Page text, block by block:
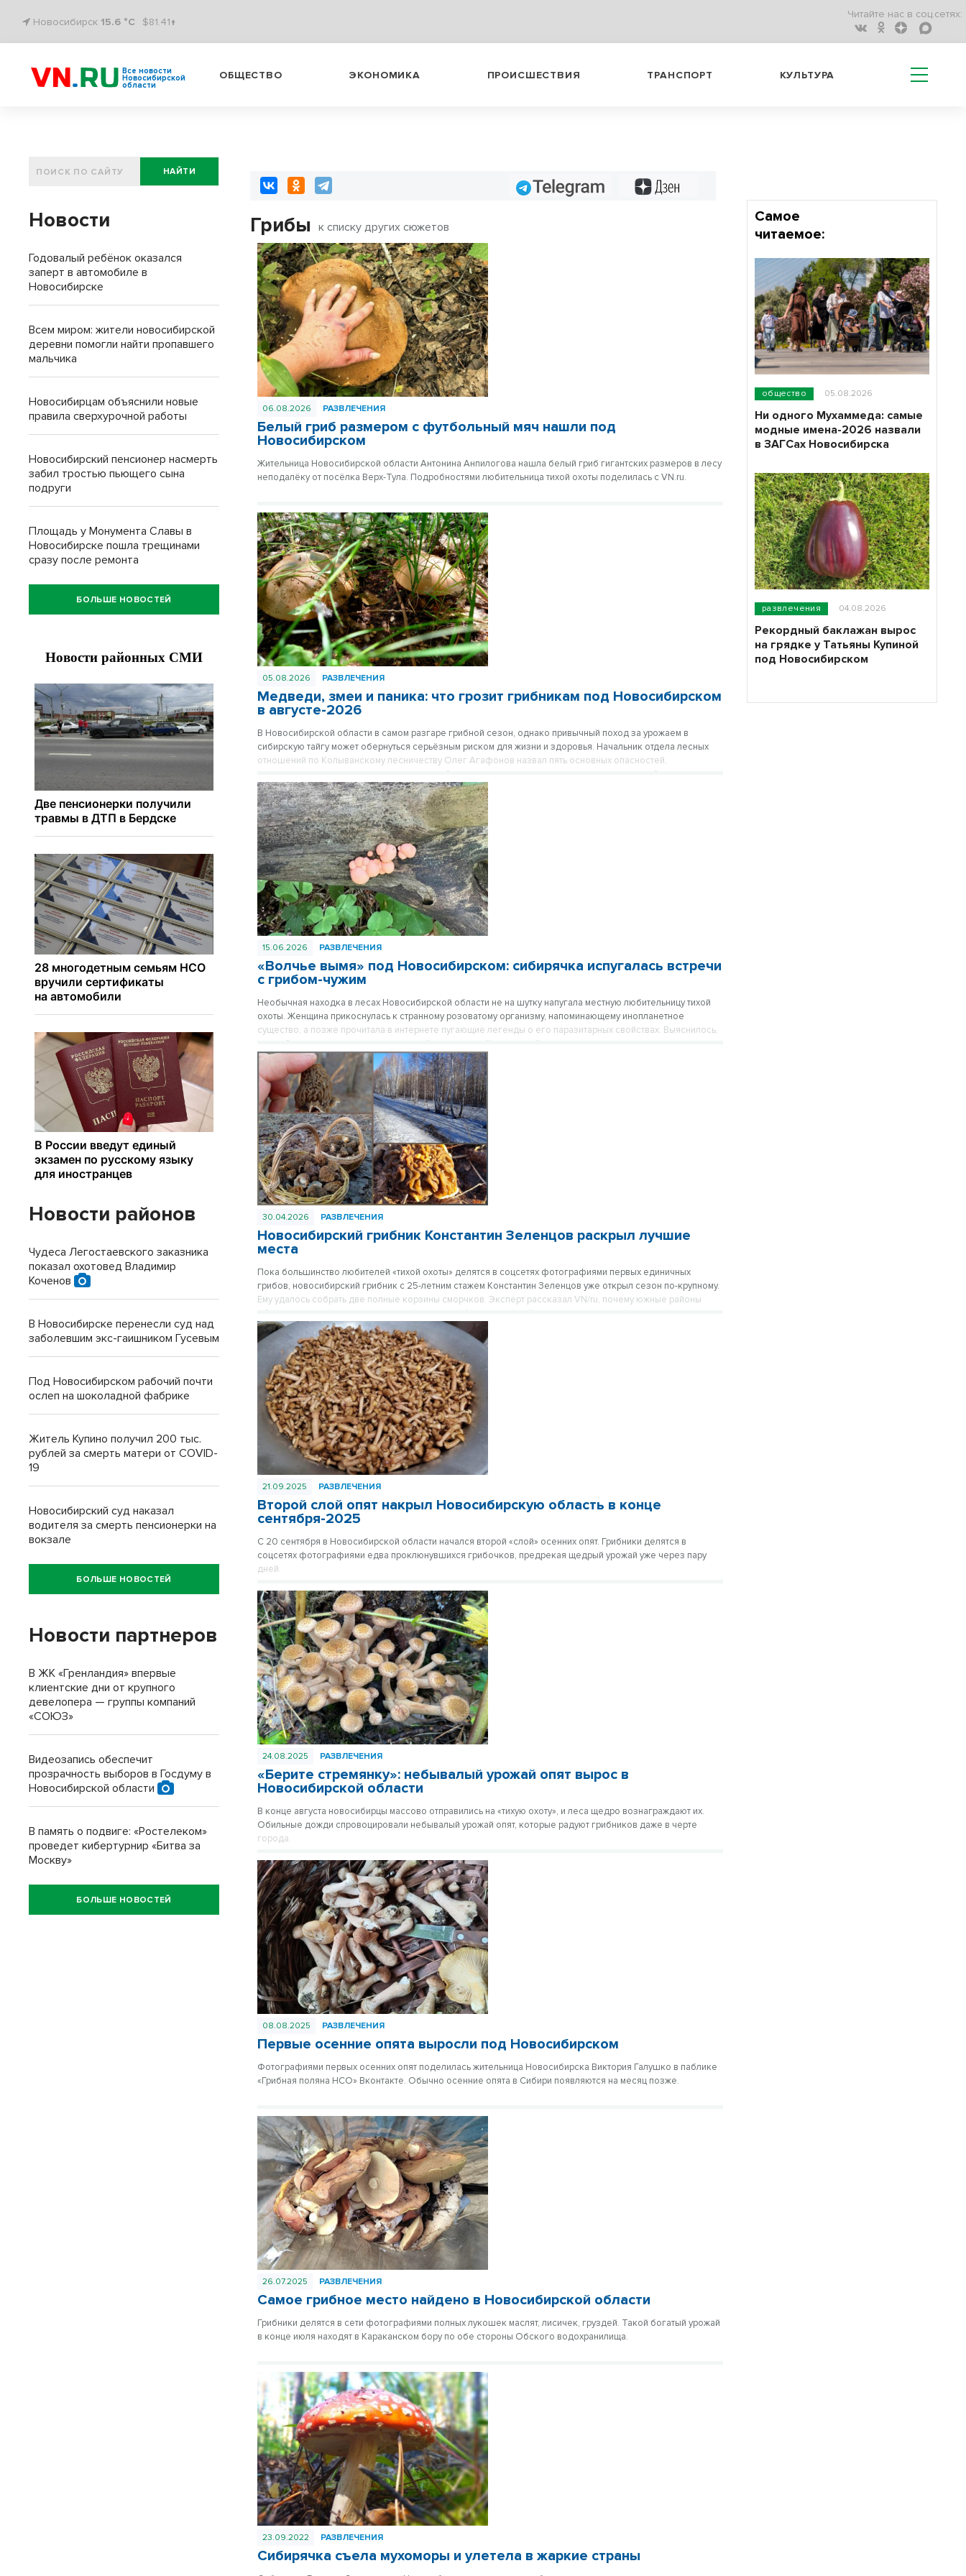
Новосибирск 15.6 °C $81.41↑
Читайте нас в соц.сетях:
Все новости
Новосибирской
области
ОБЩЕСТВО ЭКОНОМИКА ПРОИСШЕСТВИЯ ТРАНСПОРТ КУЛЬТУРА
Telegram
Грибы к списку других сюжетов
06.08.2026 РАЗВЛЕЧЕНИЯ
Белый гриб размером с футбольный мяч нашли под
Новосибирском
Жительница Новосибирской области Антонина Анпилогова нашла белый гриб гигантских размеров в лесу
неподалёку от посёлка Верх-Тула. Подробностями любительница тихой охоты поделилась с VN.ru.
05.08.2026 РАЗВЛЕЧЕНИЯ
Медведи, змеи и паника: что грозит грибникам под Новосибирском
в августе-2026
В Новосибирской области в самом разгаре грибной сезон, однако привычный поход за урожаем в
сибирскую тайгу может обернуться серьёзным риском для жизни и здоровья. Начальник отдела лесных
отношений по Колыванскому лесничеству Олег Агафонов назвал пять основных опасностей,
подстерегающих человека в лесу, и подробно рассказал, как не потеряться и защитить себя при встрече
со зверями и змеями.
15.06.2026 РАЗВЛЕЧЕНИЯ
«Волчье вымя» под Новосибирском: сибирячка испугалась встречи
с грибом-чужим
Необычная находка в лесах Новосибирской области не на шутку напугала местную любительницу тихой
охоты. Женщина прикоснулась к странному розоватому организму, напоминающему инопланетное
существо, а позже прочитала в интернете пугающие легенды о его паразитарных свойствах. Выяснилось,
что сибирячка столкнулась с ликогалой древесинной, известной в народе как «волчье молоко» или
«волчье вымя».
30.04.2026 РАЗВЛЕЧЕНИЯ
Новосибирский грибник Константин Зеленцов раскрыл лучшие
места
Пока большинство любителей «тихой охоты» делятся в соцсетях фотографиями первых единичных
грибов, новосибирский грибник с 25-летним стажем Константин Зеленцов уже открыл сезон по-крупному.
Ему удалось собрать две полные корзины сморчков. Эксперт рассказал VN/ru, почему южные районы
области пока «молчат» и где искать первые трофеи к первомайским праздникам.
21.09.2025 РАЗВЛЕЧЕНИЯ
Второй слой опят накрыл Новосибирскую область в конце
сентября-2025
С 20 сентября в Новосибирской области начался второй «слой» осенних опят. Грибники делятся в
соцсетях фотографиями едва проклюнувшихся грибочков, предрекая щедрый урожай уже через пару
дней.
24.08.2025 РАЗВЛЕЧЕНИЯ
«Берите стремянку»: небывалый урожай опят вырос в
Новосибирской области
В конце августа новосибирцы массово отправились на «тихую охоту», и леса щедро вознаграждают их.
Обильные дожди спровоцировали небывалый урожай опят, которые радуют грибников даже в черте
города.
08.08.2025 РАЗВЛЕЧЕНИЯ
Первые осенние опята выросли под Новосибирском
Фотографиями первых осенних опят поделилась жительница Новосибирска Виктория Галушко в паблике
«Грибная поляна НСО» Вконтакте. Обычно осенние опята в Сибири появляются на месяц позже.
26.07.2025 РАЗВЛЕЧЕНИЯ
Самое грибное место найдено в Новосибирской области
Грибники делятся в сети фотографиями полных лукошек маслят, лисичек, груздей. Такой богатый урожай
в конце июля находят в Караканском бору по обе стороны Обского водохранилища.
23.09.2022 РАЗВЛЕЧЕНИЯ
Сибирячка съела мухоморы и улетела в жаркие страны
НАЙТИ
Новости
Годовалый ребёнок оказался
заперт в автомобиле в
Новосибирске
Всем миром: жители новосибирской
деревни помогли найти пропавшего
мальчика
Новосибирцам объяснили новые
правила сверхурочной работы
Новосибирский пенсионер насмерть
забил тростью пьющего сына
подруги
Площадь у Монумента Славы в
Новосибирске пошла трещинами
сразу после ремонта
БОЛЬШЕ НОВОСТЕЙ
Новости районов
Чудеса Легостаевского заказника
показал охотовед Владимир
Коченов
В Новосибирске перенесли суд над
заболевшим экс-гаишником Гусевым
Под Новосибирском рабочий почти
ослеп на шоколадной фабрике
Житель Купино получил 200 тыс.
рублей за смерть матери от COVID-
19
Новосибирский суд наказал
водителя за смерть пенсионерки на
вокзале
БОЛЬШЕ НОВОСТЕЙ
Новости партнеров
В ЖК «Гренландия» впервые
клиентские дни от крупного
девелопера — группы компаний
«СОЮЗ»
Видеозапись обеспечит
прозрачность выборов в Госдуму в
Новосибирской области
В память о подвиге: «Ростелеком»
проведет кибертурнир «Битва за
Москву»
БОЛЬШЕ НОВОСТЕЙ
Самое
читаемое:
общество 05.08.2026
Ни одного Мухаммеда: самые
модные имена-2026 назвали
в ЗАГСах Новосибирска
развлечения 04.08.2026
Рекордный баклажан вырос
на грядке у Татьяны Купиной
под Новосибирском